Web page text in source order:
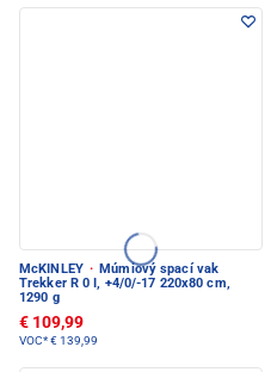
McKINLEY · Múmiový spací vak
Trekker R 0 I, +4/0/-17 220x80 cm,
1290 g
€ 109,99
VOC*€ 139,99